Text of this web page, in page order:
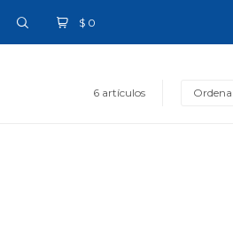
$ 0
6 artículos